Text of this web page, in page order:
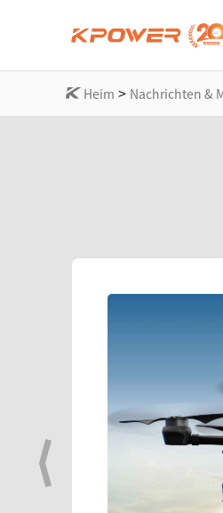
Heim > Nachrichten &